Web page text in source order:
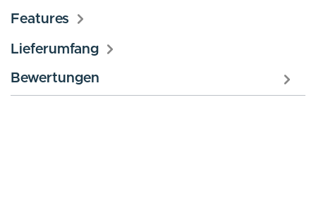
Features
Lieferumfang
Bewertungen